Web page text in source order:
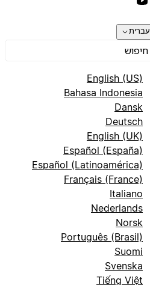
עברית
English (US)
Bahasa Indonesia
Dansk
Deutsch
English (UK)
Español (España)
Español (Latinoamérica)
Français (France)
Italiano
Nederlands
Norsk
Português (Brasil)
Suomi
Svenska
Tiếng Việt